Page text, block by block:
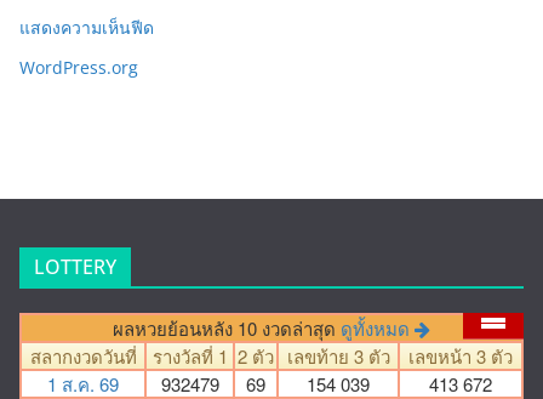
แสดงความเห็นฟีด
WordPress.org
LOTTERY